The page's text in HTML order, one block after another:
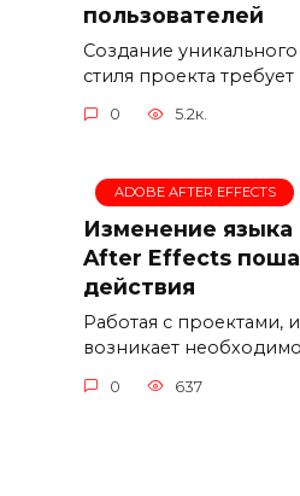
пользователей
Создание
стиля проекта требует
0 5.2к.
ADOBE AFTER EFFECTS
Изменение языка
After Effects
действия
Работая с проектами,
возникает
0 637